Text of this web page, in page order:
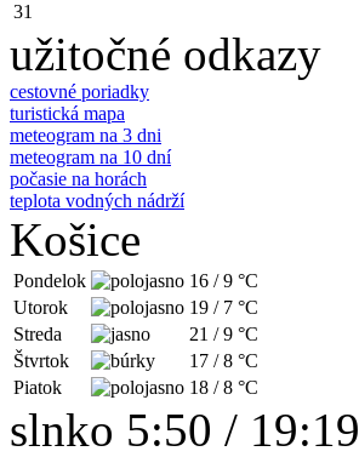
31
užitočné odkazy
cestovné poriadky
turistická mapa
meteogram na 3 dni
meteogram na 10 dní
počasie na horách
teplota vodných nádrží
Košice
Pondelok 16 / 9 °C
Utorok
19 / 7 °C
Streda
21 / 9 °C
Štvrtok
17 / 8 °C
Piatok
18 / 8 °C
slnko 5:50 / 19:19